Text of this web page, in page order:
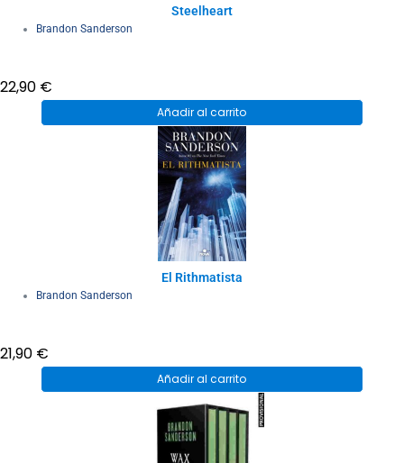
Steelheart
Brandon Sanderson
22,90 €
Añadir al carrito
El Rithmatista
Brandon Sanderson
21,90 €
Añadir al carrito